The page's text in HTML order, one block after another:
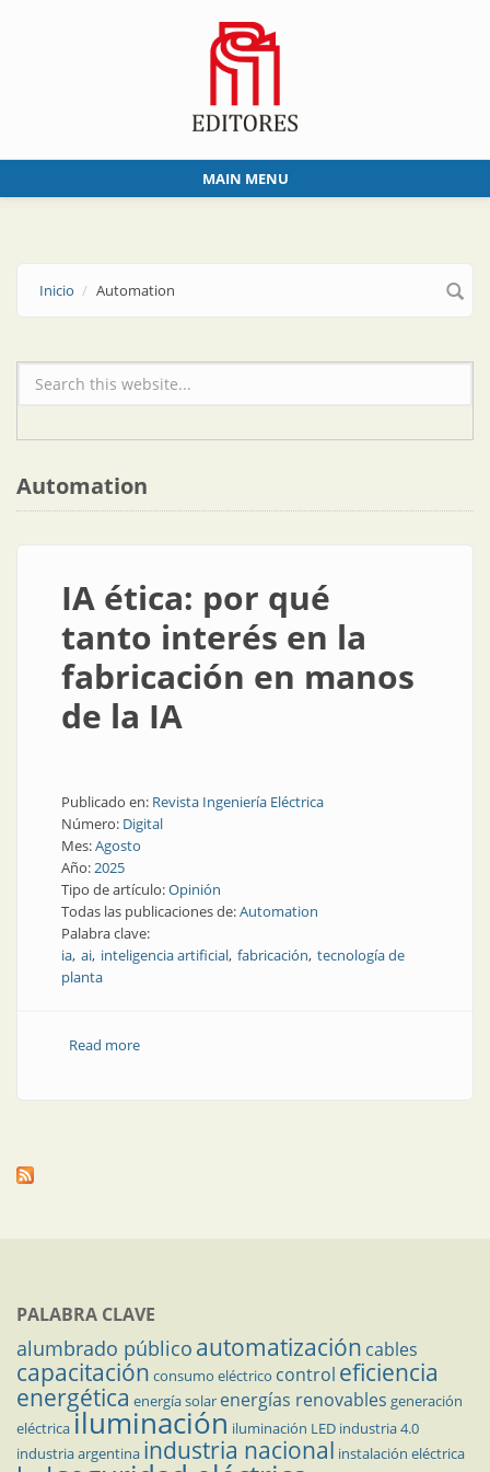
MAIN MENU
Inicio Automation
Formulario de búsqueda
Automation
IA ética: por qué
tanto interés en la
fabricación en manos
de la IA
Publicado en: Revista Ingeniería Eléctrica
Número: Digital
Mes:Agosto
Año:2025
Tipo de artículo:Opinión
Todas las publicaciones de:Automation
Palabra clave:
ia ai inteligencia artificial fabricación tecnología de
planta
Read moreabout IA ética: por qué tanto interés en la fabricación
PALABRA CLAVE
alumbrado público automatización cables
capacitación consumo eléctrico control eficiencia
energética energía solar energías renovables generación
eléctricailuminación iluminación LED industria 4.0
industria argentina industria nacional instalación eléctrica